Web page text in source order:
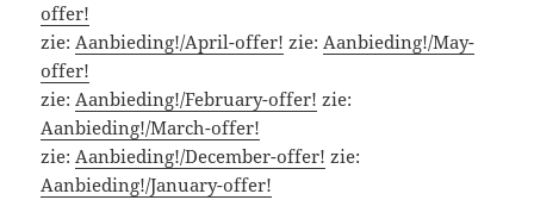
offer!
zie:Aanbieding!/April-offer! zie:Aanbieding!/May-
offer!
zie:Aanbieding!/February-offer! zie:
Aanbieding!/March-offer!
zie:Aanbieding!/December-offer! zie:
Aanbieding!/January-offer!